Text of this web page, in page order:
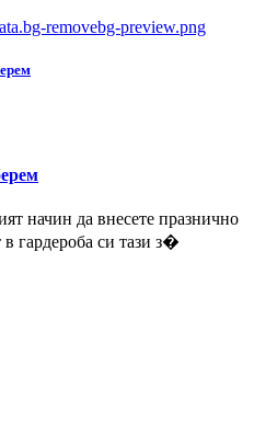
начин да внесете празнично
гардероба си тази з�